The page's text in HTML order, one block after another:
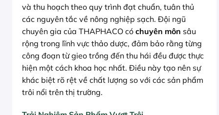
và thu hoạch theo quy trình đạt chuẩn, tuân thủ
các nguyên tắc về nông nghiệp sạch. Đội ngũ
chuyên gia của THAPHACO có chuyên môn sâu
rộng trong lĩnh vực thảo dược, đảm bảo rằng từng
công đoạn từ gieo trồng đến thu hái đều được thực
hiện một cách khoa học nhất. Điều này tạo nên sự
khác biệt rõ rệt về chất lượng so với các sản phẩm
trôi nổi trên thị trường.